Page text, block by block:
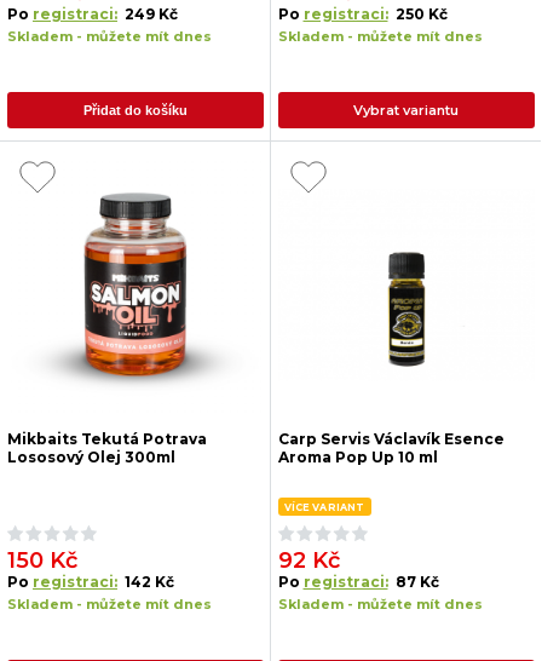
Po registraci: 249 Kč
Skladem - můžete mít dnes
Přidat do košíku
Po registraci: 250 Kč
Skladem - můžete mít dnes
Vybrat variantu
Mikbaits Tekutá Potrava
Lososový Olej 300ml
150 Kč
Po registraci: 142 Kč
Skladem - můžete mít dnes
Carp Servis Václavík Esence
Aroma Pop Up 10 ml
VÍCE VARIANT
92 Kč
Po registraci: 87 Kč
Skladem - můžete mít dnes